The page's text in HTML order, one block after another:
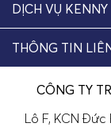
DỊCH VỤ KENNY
THÔNG TIN
CÔNG TY
Lô F, KCN